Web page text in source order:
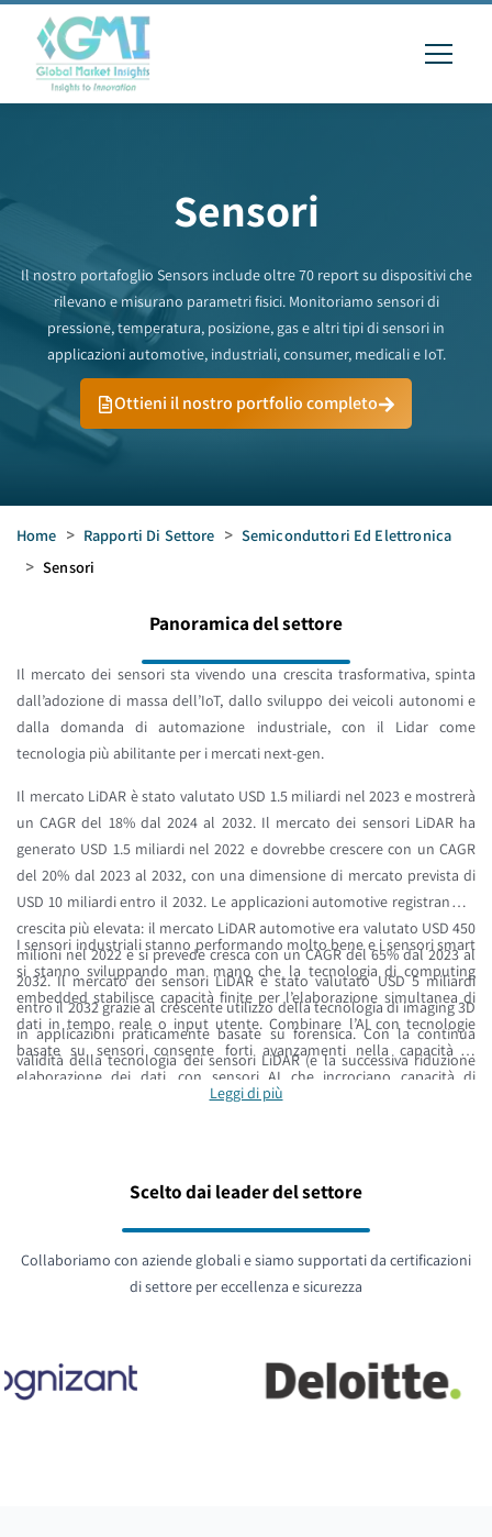
Sensori
Il nostro portafoglio Sensors include oltre 70 report su dispositivi che
rilevano e misurano parametri fisici. Monitoriamo sensori di
pressione, temperatura, posizione, gas e altri tipi di sensori in
applicazioni automotive, industriali, consumer, medicali e IoT.
Ottieni il nostro portfolio completo
Home > Rapporti Di Settore > Semiconduttori Ed Elettronica
> Sensori
Panoramica del settore
Il mercato dei sensori sta vivendo una crescita trasformativa, spinta
dall’adozione di massa dell’IoT, dallo sviluppo dei veicoli autonomi e
dalla domanda di automazione industriale, con il Lidar come
tecnologia più abilitante per i mercati next-gen.
Il mercato LiDAR è stato valutato USD 1.5 miliardi nel 2023 e mostrerà
un CAGR del 18% dal 2024 al 2032. Il mercato dei sensori LiDAR ha
generato USD 1.5 miliardi nel 2022 e dovrebbe crescere con un CAGR
del 20% dal 2023 al 2032, con una dimensione di mercato prevista di
USD 10 miliardi entro il 2032. Le applicazioni automotive registrano la
crescita più elevata: il mercato LiDAR automotive era valutato USD 450
milioni nel 2022 e si prevede cresca con un CAGR del 65% dal 2023 al
2032. Il mercato dei sensori LiDAR è stato valutato USD 5 miliardi
entro il 2032 grazie al crescente utilizzo della tecnologia di imaging 3D
in applicazioni praticamente basate su forensica. Con la continua
validità della tecnologia dei sensori LiDAR (e la successiva riduzione
dei costi delle apparecchiature), la cattura di prove chiave per veicoli
I sensori industriali stanno performando molto bene e i sensori smart
si stanno sviluppando man mano che la tecnologia di computing
embedded stabilisce capacità finite per l’elaborazione simultanea di
dati in tempo reale o input utente. Combinare l’AI con tecnologie
basate su sensori consente forti avanzamenti nella capacità di
elaborazione dei dati, con sensori AI che incrociano capacità di
machine learning, computer vision e natural language processing. La
nei dati di conversione e rilevamento degli oggetti.
Leggi di più
Scelto dai leader del settore
Collaboriamo con aziende globali e siamo supportati da certificazioni
di settore per eccellenza e sicurezza